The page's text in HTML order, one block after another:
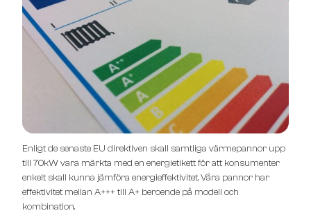
Enligt de senaste EU direktiven skall samtliga värmepannor upp
till 70kW vara märkta med en energietikett för att konsumenter
enkelt skall kunna jämföra energieffektivitet. Våra pannor har
effektivitet mellan A+++ till A+ beroende på modell och
kombination.